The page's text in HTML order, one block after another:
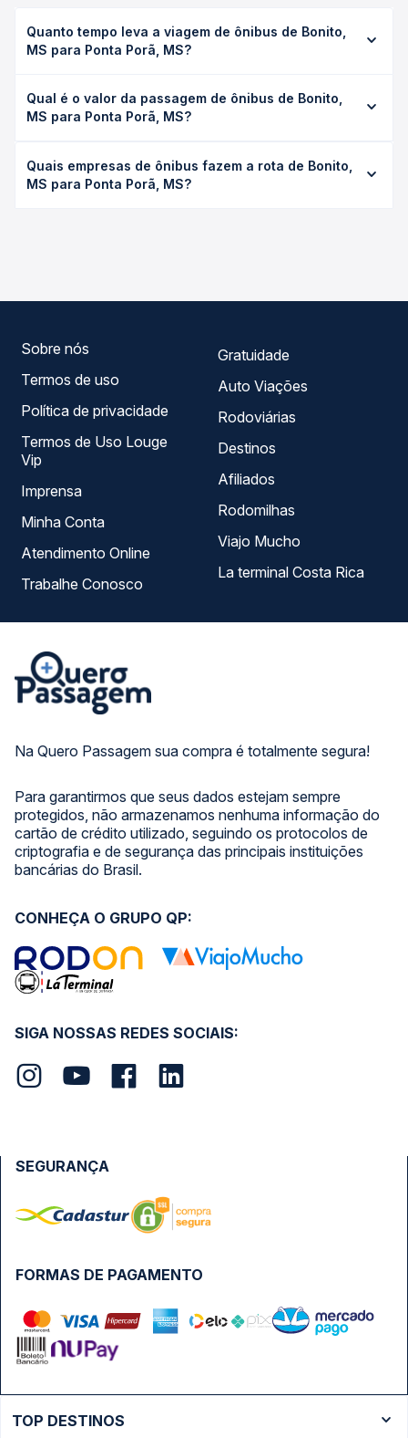
Quanto tempo leva a viagem de ônibus de Bonito,
MS para Ponta Porã, MS?
leva em média 5h 10min, podendo variar conforme a
viação, o tipo de serviço (convencional, executivo ou
exata de cada opção na data desejada.
Qual é o valor da passagem de ônibus de Bonito,
MS para Ponta Porã, MS?
Ponta Porã, MS custa em média R$ 141,00 e varia
conforme a data da viagem, a empresa, o tipo de poltrona
Quais empresas de ônibus fazem a rota de Bonito,
MS para Ponta Porã, MS?
Na Quero Passagem sua compra é totalmente segura!
Para garantirmos que seus dados estejam sempre
protegidos, não armazenamos nenhuma informação do
cartão de crédito utilizado, seguindo os protocolos de
criptografia e de segurança das principais instituições
bancárias do Brasil.
Sobre nós
Termos de uso
Política de privacidade
Termos de Uso Louge
Vip
Imprensa
Minha Conta
Atendimento Online
Trabalhe Conosco
Gratuidade
Auto Viações
Rodoviárias
Destinos
Afiliados
Rodomilhas
Viajo Mucho
La terminal Costa Rica
SIGA NOSSAS REDES SOCIAIS:
CONHEÇA O GRUPO QP:
FORMAS DE PAGAMENTO
SEGURANÇA
TOP DESTINOS